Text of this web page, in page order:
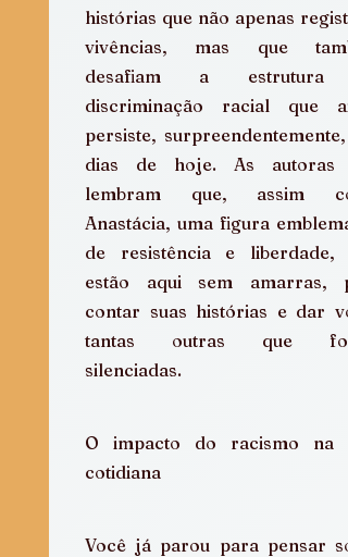
histórias que não apenas
vivências, mas que
desafiam a estrutura
discriminação racial que
persiste, surpreendentemente,
dias de hoje. As autoras
lembram que, assim
Anastácia, uma figura
de resistência e liberdade,
estão aqui sem amarras,
contar suas histórias e dar
tantas outras que
silenciadas.
O impacto do racismo na
cotidiana
Você já parou para pensar